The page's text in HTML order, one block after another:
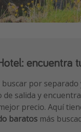
encuentra
buscar por
salida y
precio. Aquí
baratos más